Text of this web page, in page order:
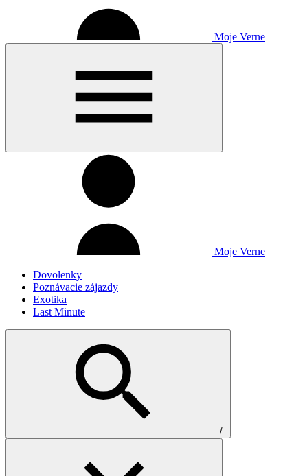
Moje Verne
Moje Verne
Dovolenky
Poznávacie zájazdy
Exotika
Last Minute
/